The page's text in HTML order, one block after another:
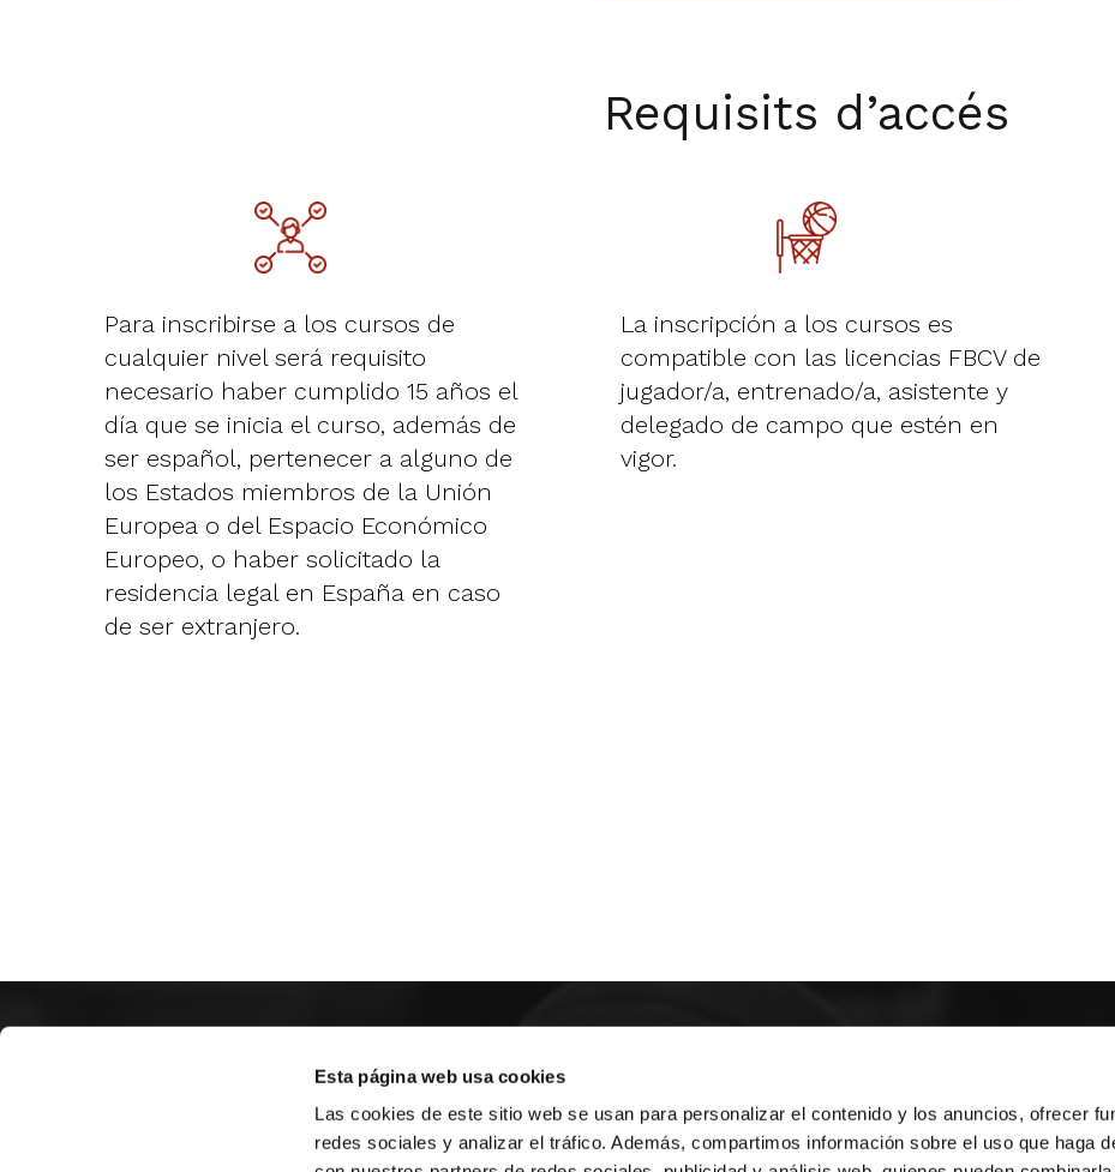
Esta página web usa cookies
Las cookies de este sitio web se usan para personalizar el contenido y los anuncios, ofrecer
redes sociales y analizar el tráfico. Además, compartimos información sobre el uso que haga
Requisits d’accés
Para inscribirse a los cursos de
cualquier nivel será requisito
necesario haber cumplido 15 años el
día que se inicia el curso, además de
ser español, pertenecer a alguno de
los Estados miembros de la Unión
Europea o del Espacio Económico
Europeo, o haber solicitado la
residencia legal en España en caso
de ser extranjero.
La inscripción a los cursos es
compatible con las licencias FBCV de
jugador/a, entrenado/a, asistente y
delegado de campo que estén en
vigor.
SOBRE NOSALTRES
CASTELLÓ
MAYOR 100 3º 17ª
VALÈNCIA
MONESTIR DE POBLET 14 1ª 3º